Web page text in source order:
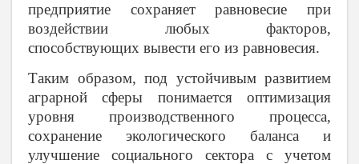
предприятие сохраняет равновесие при
воздействии любых факторов,
способствующих вывести его из равновесия.
Таким образом, под устойчивым развитием
аграрной сферы понимается оптимизация
уровня производственного процесса,
сохранение экологического баланса и
улучшение социального сектора с учетом